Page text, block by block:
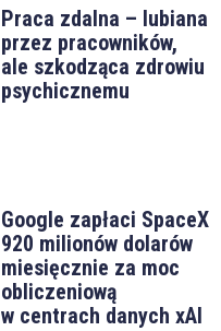
Praca zdalna – lubiana
przez pracowników,
ale szkodząca zdrowiu
psychicznemu
Google zapłaci SpaceX
920 milionów dolarów
miesięcznie za moc
obliczeniową
w centrach danych xAI